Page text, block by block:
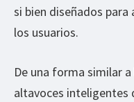
si bien diseñados
los usuarios.
De una forma similar
altavoces inteligentes